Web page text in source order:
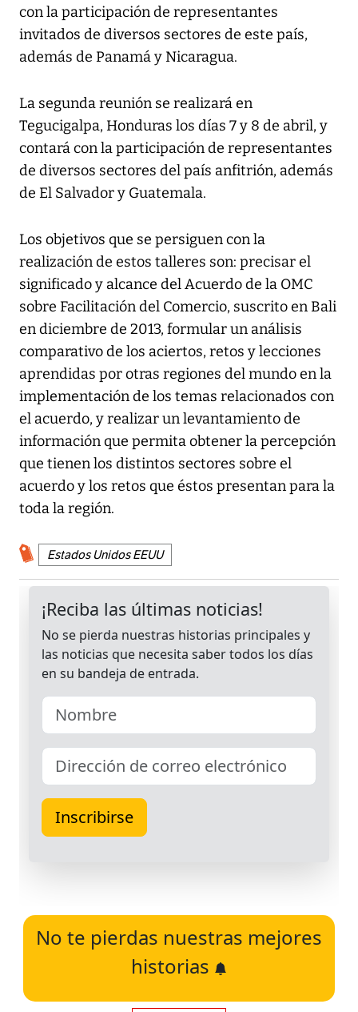
con la participación de representantes
invitados de diversos sectores de este país,
además de Panamá y Nicaragua.
La segunda reunión se realizará en
Tegucigalpa, Honduras los días 7 y 8 de abril, y
contará con la participación de representantes
de diversos sectores del país anfitrión, además
de El Salvador y Guatemala.
Los objetivos que se persiguen con la
realización de estos talleres son: precisar el
significado y alcance del Acuerdo de la OMC
sobre Facilitación del Comercio, suscrito en Bali
en diciembre de 2013, formular un análisis
comparativo de los aciertos, retos y lecciones
aprendidas por otras regiones del mundo en la
implementación de los temas relacionados con
el acuerdo, y realizar un levantamiento de
información que permita obtener la percepción
que tienen los distintos sectores sobre el
acuerdo y los retos que éstos presentan para la
toda la región.
Estados Unidos EEUU
No te pierdas nuestras mejores
historias